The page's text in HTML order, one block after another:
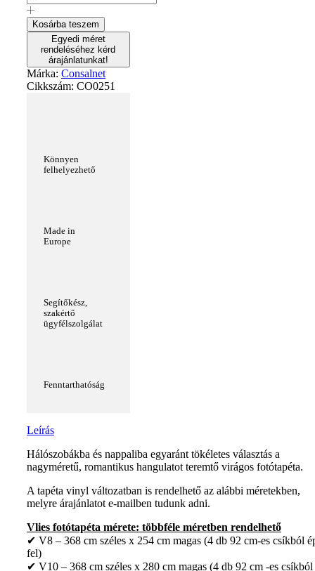
Kosárba teszem
Egyedi méret
rendeléséhez kérd
árajánlatunkat!
Márka: Consalnet
Cikkszám: CO0251
Könnyen
felhelyezhető
Made in
Europe
Segítőkész,
szakértő
ügyfélszolgálat
Fenntarthatóság
Leírás
Hálószobákba és nappaliba egyaránt tökéletes választás a
nagyméretű, romantikus hangulatot teremtő virágos fotótapéta.
A tapéta vinyl változatban is rendelhető az alábbi méretekben,
melyre árajánlatot e-mailben tudunk adni.
Vlies fotótapéta mérete: többféle méretben rendelhető
✔ V8 – 368 cm széles x 254 cm magas (4 db 92 cm-es csíkból
fel)
✔ V10 – 368 cm széles x 280 cm magas (4 db 92 cm -es csíkból